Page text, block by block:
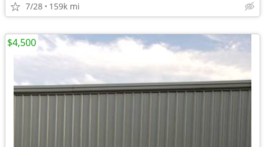
7/28 159k mi
$4,500